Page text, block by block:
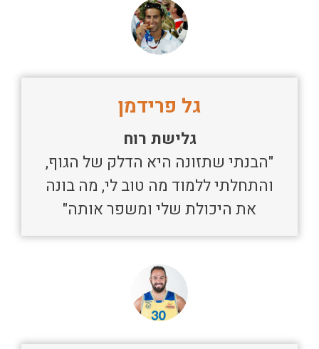
גלישת רוח
"הבנתי שתזונה היא הדלק של הגוף,
והתחלתי ללמוד מה טוב לי, מה בונה
את היכולת שלי ומשפר אותה"
גל פרידמן